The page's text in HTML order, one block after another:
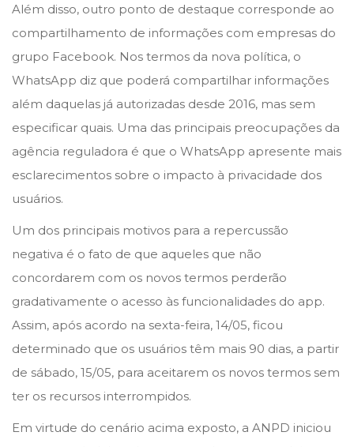
Além disso, outro ponto de destaque corresponde ao
compartilhamento de informações com empresas do
grupo Facebook. Nos termos da nova política, o
WhatsApp diz que poderá compartilhar informações
além daquelas já autorizadas desde 2016, mas sem
especificar quais. Uma das principais preocupações da
agência reguladora é que o WhatsApp apresente mais
esclarecimentos sobre o impacto à privacidade dos
usuários.
Um dos principais motivos para a repercussão
negativa é o fato de que aqueles que não
concordarem com os novos termos perderão
gradativamente o acesso às funcionalidades do app.
Assim, após acordo na sexta-feira, 14/05, ficou
determinado que os usuários têm mais 90 dias, a partir
de sábado, 15/05, para aceitarem os novos termos sem
ter os recursos interrompidos.
Em virtude do cenário acima exposto, a ANPD iniciou